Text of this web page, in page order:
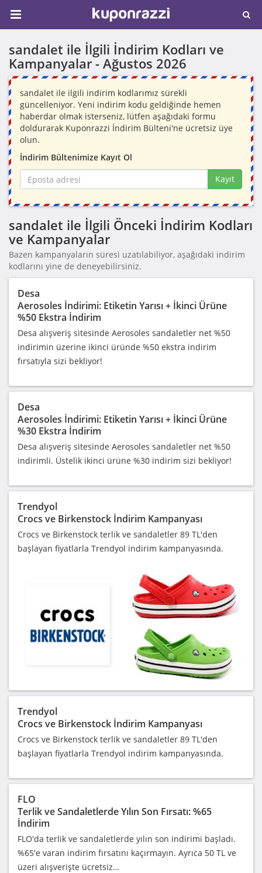
sandalet ile İlgili İndirim Kodları ve
Kampanyalar - Ağustos 2026
sandalet ile ilgili indirim kodlarımız sürekli
güncelleniyor. Yeni indirim kodu geldiğinde hemen
haberdar olmak isterseniz, lütfen aşağıdaki formu
doldurarak Kuponrazzi İndirim Bülteni'ne ücretsiz üye
olun.
İndirim Bültenimize Kayıt Ol
Kayıt
sandalet ile İlgili Önceki İndirim Kodları
ve Kampanyalar
Bazen kampanyaların süresi uzatılabiliyor, aşağıdaki indirim
kodlarını yine de deneyebilirsiniz.
Desa
Aerosoles İndirimi: Etiketin Yarısı + İkinci Ürüne
%50 Ekstra İndirim
Desa alışveriş sitesinde Aerosoles sandaletler net %50
indirimin üzerine ikinci üründe %50 ekstra indirim
fırsatıyla sizi bekliyor!
Desa
Aerosoles İndirimi: Etiketin Yarısı + İkinci Ürüne
%30 Ekstra İndirim
Desa alışveriş sitesinde Aerosoles sandaletler net %50
indirimli. Üstelik ikinci ürüne %30 indirim sizi bekliyor!
Trendyol
Crocs ve Birkenstock İndirim Kampanyası
Crocs ve Birkenstock terlik ve sandaletler 89 TL'den
başlayan fiyatlarla Trendyol indirim kampanyasında.
Trendyol
Crocs ve Birkenstock İndirim Kampanyası
Crocs ve Birkenstock terlik ve sandaletler 89 TL'den
başlayan fiyatlarla Trendyol indirim kampanyasında.
FLO
Terlik ve Sandaletlerde Yılın Son Fırsatı: %65
İndirim
FLO'da terlik ve sandaletlerde yılın son indirimi başladı.
%65'e varan indirim fırsatını kaçırmayın. Ayrıca 50 TL ve
üzeri alışverişte ücretsiz…